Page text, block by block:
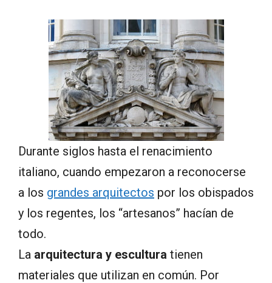
Durante siglos hasta el renacimiento
italiano, cuando empezaron a reconocerse
a los grandes arquitectos por los obispados
y los regentes, los “artesanos” hacían de
todo.
La arquitectura y escultura tienen
materiales que utilizan en común. Por